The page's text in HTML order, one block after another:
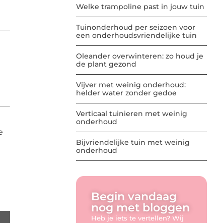
Welke trampoline past in jouw tuin
Tuinonderhoud per seizoen voor
een onderhoudsvriendelijke tuin
Oleander overwinteren: zo houd je
de plant gezond
Vijver met weinig onderhoud:
helder water zonder gedoe
Verticaal tuinieren met weinig
onderhoud
Bijvriendelijke tuin met weinig
onderhoud
Begin vandaag
nog met bloggen
Heb je iets te vertellen? Wij